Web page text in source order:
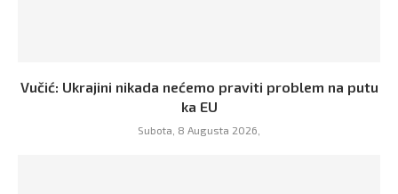
Vučić: Ukrajini nikada nećemo praviti problem na putu
ka EU
Subota, 8 Augusta 2026,